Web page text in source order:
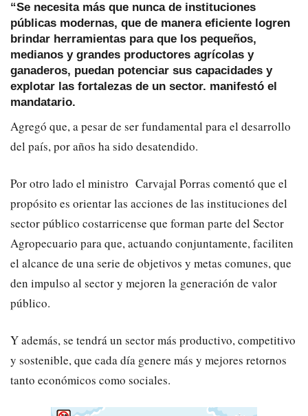
“Se necesita más que nunca de instituciones
públicas modernas, que de manera eficiente logren
brindar herramientas para que los pequeños,
medianos y grandes productores agrícolas y
ganaderos, puedan potenciar sus capacidades y
explotar las fortalezas de un sector. manifestó el
mandatario.
Agregó que, a pesar de ser fundamental para el desarrollo
del país, por años ha sido desatendido.
Por otro lado el ministro Carvajal Porras comentó que el
propósito es orientar las acciones de las instituciones del
sector público costarricense que forman parte del Sector
Agropecuario para que, actuando conjuntamente, faciliten
el alcance de una serie de objetivos y metas comunes, que
den impulso al sector y mejoren la generación de valor
público.
Y además, se tendrá un sector más productivo, competitivo
y sostenible, que cada día genere más y mejores retornos
tanto económicos como sociales.